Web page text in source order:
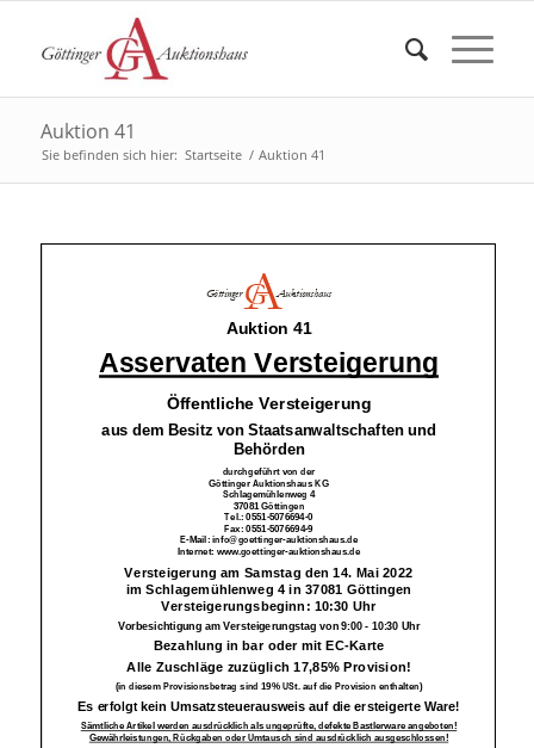
Auktion 41
Sie befinden sich hier: Startseite / Auktion 41